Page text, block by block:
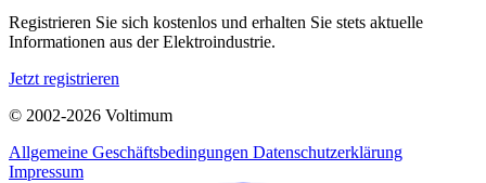
Registrieren Sie sich kostenlos und erhalten Sie stets aktuelle
Informationen aus der Elektroindustrie.
Jetzt registrieren
© 2002-2026 Voltimum
Allgemeine Geschäftsbedingungen Datenschutzerklärung
Impressum